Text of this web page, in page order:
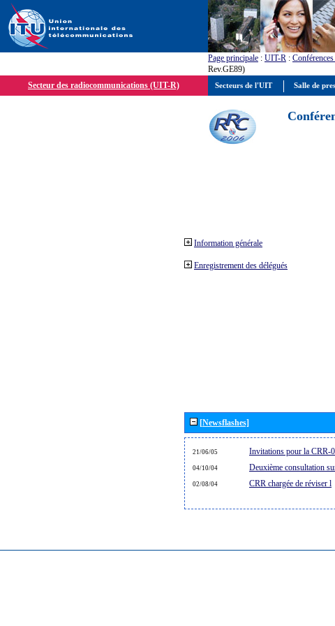
Page principale : UIT-R :
Rev.GE89)
Secteur des radiocommunications (UIT-R)
Information générale
Enregistrement des délégués
[Newsflashes]
21/06/05 Invitations pour la CRR-
04/10/04 Deuxième consultation
02/08/04 CRR chargée de réviser l
Secteurs de l'UIT Salle de